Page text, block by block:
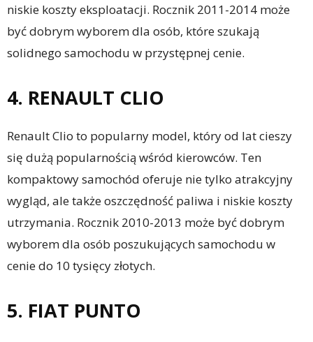
niskie koszty eksploatacji. Rocznik 2011-2014 może
być dobrym wyborem dla osób, które szukają
solidnego samochodu w przystępnej cenie.
4. RENAULT CLIO
Renault Clio to popularny model, który od lat cieszy
się dużą popularnością wśród kierowców. Ten
kompaktowy samochód oferuje nie tylko atrakcyjny
wygląd, ale także oszczędność paliwa i niskie koszty
utrzymania. Rocznik 2010-2013 może być dobrym
wyborem dla osób poszukujących samochodu w
cenie do 10 tysięcy złotych.
5. FIAT PUNTO